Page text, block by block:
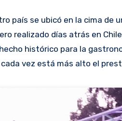
realizado días atrás en
histórico para la
vez está más alto el